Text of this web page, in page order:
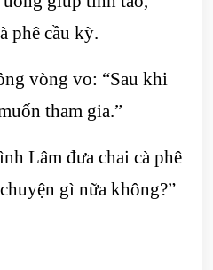
phê cầu kỳ.
vòng vo: “Sau khi
tham gia.”
Lâm đưa chai cà phê
gì nữa không?”